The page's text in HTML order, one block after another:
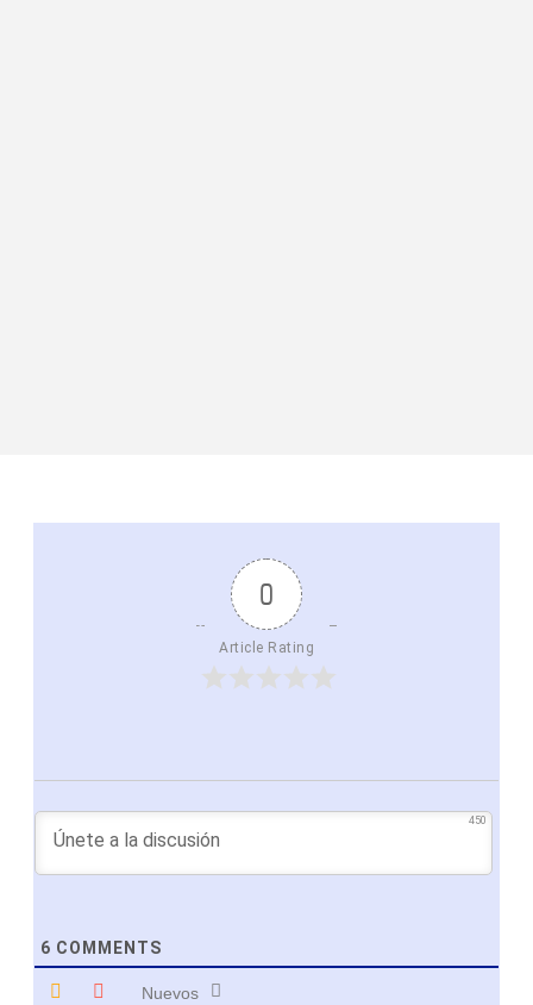
0
Article Rating
450
6 COMMENTS
Nuevos